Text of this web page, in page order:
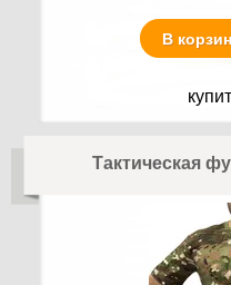
В
Тактическая